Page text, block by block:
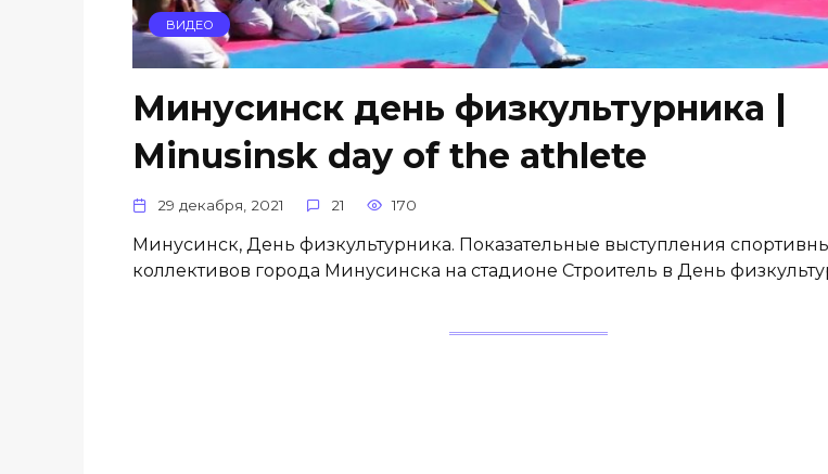
ВИДЕО
Минусинск день физкультурника |
Minusinsk day of the athlete
29 декабря, 2021 21 170
Минусинск, День физкультурника. Показательные выступления
коллективов города Минусинска на стадионе Строитель в День